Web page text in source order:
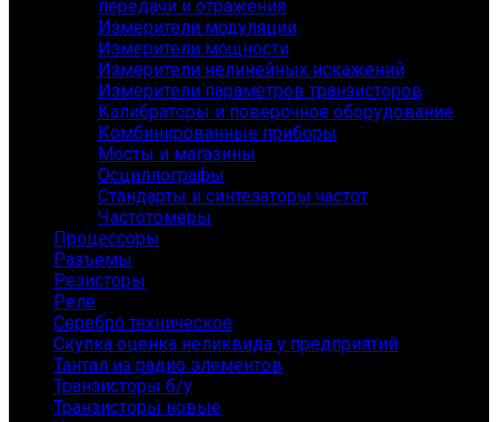
передачи и отражения
Измерители модуляции
Измерители мощности
Измерители нелинейных искажений
Измерители параметров транзисторов
Калибраторы и поверочное оборудование
Комбинированные приборы
Мосты и магазины
Осциллографы
Стандарты и синтезаторы частот
Частотомеры
Процессоры
Разъемы
Резисторы
Реле
Серебро техническое
Скупка оценка неликвида у предприятий
Тантал из радио элементов
Транзисторы б/у
Транзисторы новые